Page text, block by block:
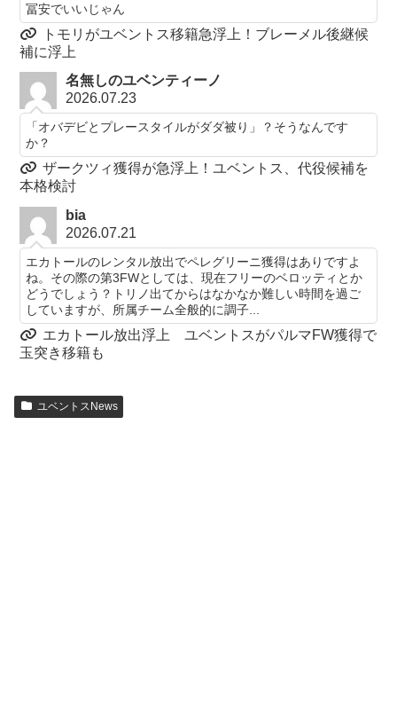
冨安でいいじゃん
トモリがユベントス移籍急浮上！ブレーメル後継候
補に浮上
名無しのユベンティーノ
2026.07.23
「オバデビとプレースタイルがダダ被り」？そうなんです
か？
ザークツィ獲得が急浮上！ユベントス、代役候補を
本格検討
bia
2026.07.21
エカトールのレンタル放出でペレグリーニ獲得はありですよ
ね。その際の第3FWとしては、現在フリーのベロッティとか
どうでしょう？トリノ出てからはなかなか難しい時間を過ご
していますが、所属チーム全般的に調子...
エカトール放出浮上 ユベントスがパルマFW獲得で
玉突き移籍も
ユベントスNews